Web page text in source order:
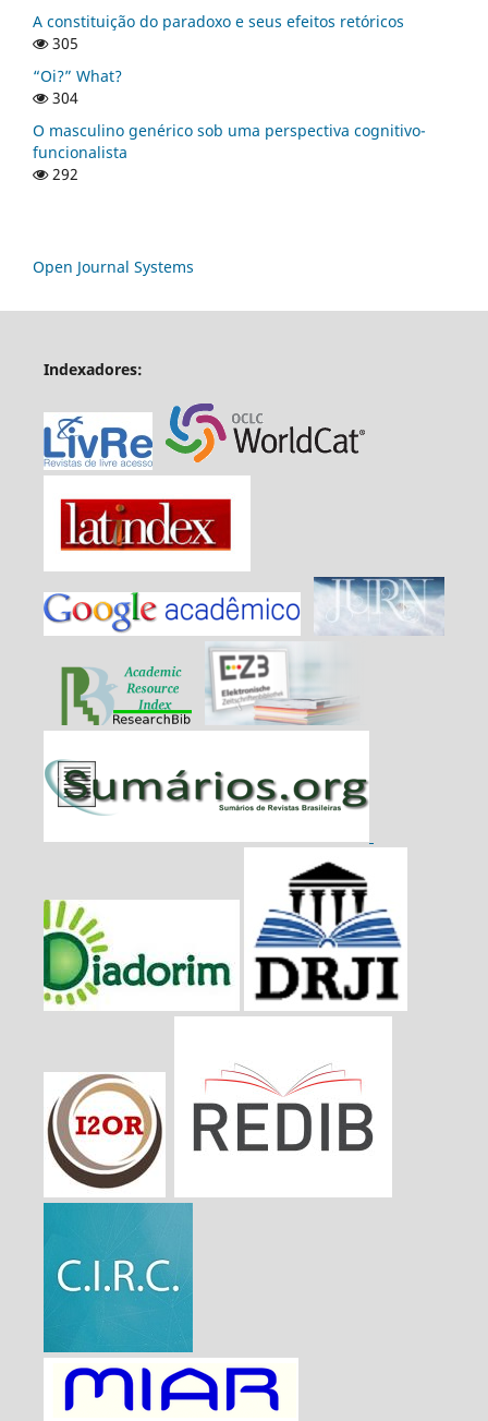
A constituição do paradoxo e seus efeitos retóricos
305
“Oi?” What?
304
O masculino genérico sob uma perspectiva cognitivo-
funcionalista
292
Open Journal Systems
Indexadores: